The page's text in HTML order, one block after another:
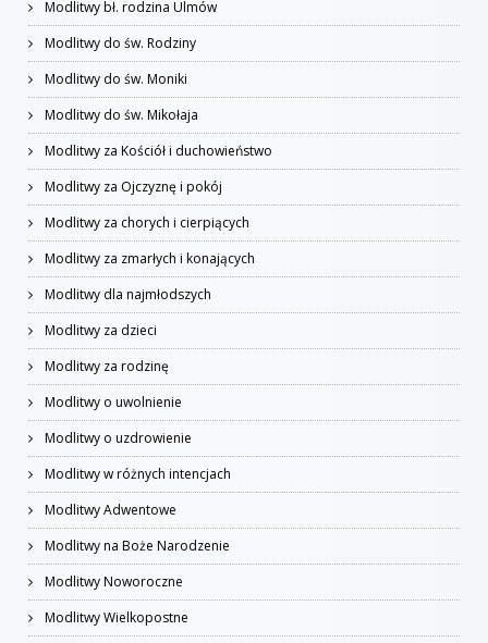
Modlitwy bł. rodzina Ulmów
Modlitwy do św. Rodziny
Modlitwy do św. Moniki
Modlitwy do św. Mikołaja
Modlitwy za Kościół i duchowieństwo
Modlitwy za Ojczyznę i pokój
Modlitwy za chorych i cierpiących
Modlitwy za zmarłych i konających
Modlitwy dla najmłodszych
Modlitwy za dzieci
Modlitwy za rodzinę
Modlitwy o uwolnienie
Modlitwy o uzdrowienie
Modlitwy w różnych intencjach
Modlitwy Adwentowe
Modlitwy na Boże Narodzenie
Modlitwy Noworoczne
Modlitwy Wielkopostne